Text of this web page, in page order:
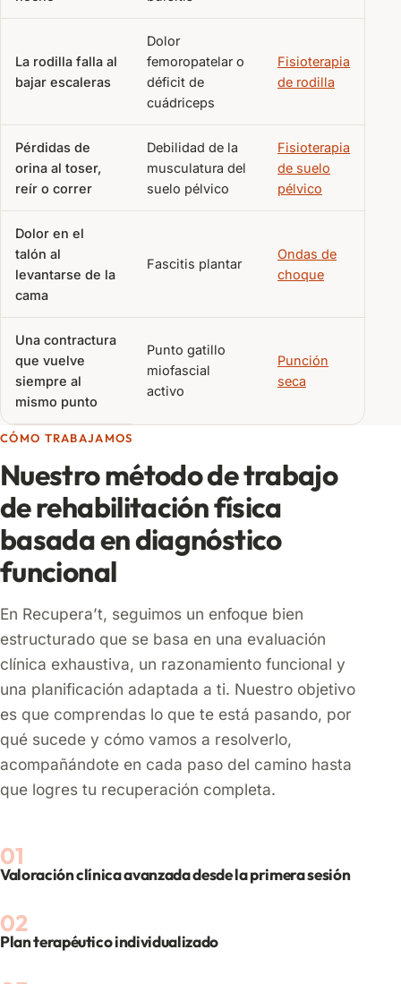
La rodilla falla al
bajar escaleras
Dolor
femoropatelar o
déficit de
cuádriceps
Fisioterapia
de rodilla
Pérdidas de
orina al toser,
reír o correr
Debilidad de la
musculatura del
suelo pélvico
Fisioterapia
de suelo
pélvico
Dolor en el
talón al
levantarse de la
cama
Fascitis plantar
Ondas de
choque
Una contractura
que vuelve
siempre al
mismo punto
Punto gatillo
miofascial
activo
Punción
seca
CÓMO TRABAJAMOS
Nuestro método de trabajo
de rehabilitación física
basada en diagnóstico
funcional
En Recupera’t, seguimos un enfoque bien
estructurado que se basa en una evaluación
clínica exhaustiva, un razonamiento funcional y
una planificación adaptada a ti. Nuestro objetivo
es que comprendas lo que te está pasando, por
qué sucede y cómo vamos a resolverlo,
acompañándote en cada paso del camino hasta
que logres tu recuperación completa.
Valoración clínica avanzada desde la primera sesión
Plan terapéutico individualizado